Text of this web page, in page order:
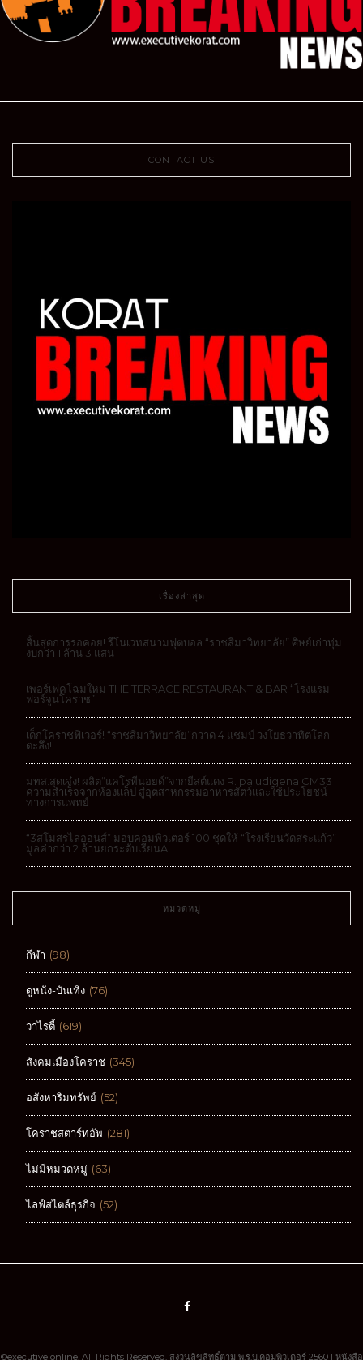
CONTACT US
เรื่องล่าสุด
สิ้นสุดการรอคอย! รีโนเวทสนามฟุตบอล “ราชสีมาวิทยาลัย” ศิษย์เก่าทุ่ม
งบกว่า 1 ล้าน 3 แสน
เพอร์เฟคโฉมใหม่ THE TERRACE RESTAURANT & BAR “โรงแรม
ฟอร์จูนโคราช”
เด็กโคราชฟีเวอร์! “ราชสีมาวิทยาลัย”กวาด 4 แชมป์ วงโยธวาทิตโลก
ตะลึง!
มทส.สุดเจ๋ง! ผลิต“แคโรทีนอยด์”จากยีสต์แดง R. paludigena CM33
ความสำเร็จจากห้องแล็ป สู่อุตสาหกรรมอาหารสัตว์และใช้ประโยชน์
ทางการแพทย์
“3สโมสรไลออนส์” มอบคอมพิวเตอร์ 100 ชุดให้ “โรงเรียนวัดสระแก้ว”
มูลค่ากว่า 2 ล้านยกระดับเรียนAI
หมวดหมู่
กีฬา (98)
ดูหนัง-บันเทิง (76)
วาไรตี้ (619)
สังคมเมืองโคราช (345)
อสังหาริมทรัพย์ (52)
โคราชสตาร์ทอัพ (281)
ไม่มีหมวดหมู่ (63)
ไลฟ์สไตล์ธุรกิจ (52)
©executive online. All Rights Reserved. สงวนลิขสิทธิ์ตาม พ.ร.บ.คอมพิวเตอร์ 2560 | หนังสือ